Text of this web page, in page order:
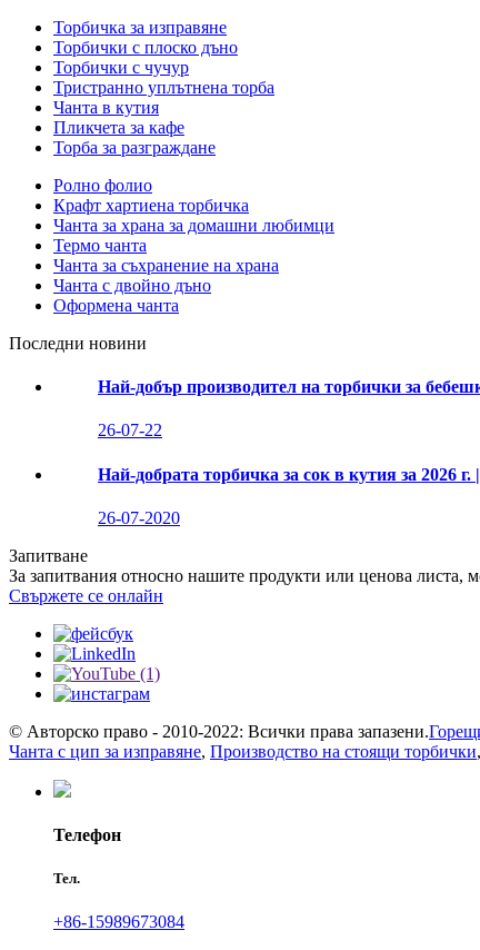
Торбичка за изправяне
Торбички с плоско дъно
Торбички с чучур
Тристранно уплътнена торба
Чанта в кутия
Пликчета за кафе
Торба за разграждане
Ролно фолио
Крафт хартиена торбичка
Чанта за храна за домашни любимци
Термо чанта
Чанта за съхранение на храна
Чанта с двойно дъно
Оформена чанта
Последни новини
Най-добър производител на торбички за
26-07-22
Най-добрата торбичка за сок в кутия за 2026
26-07-2020
Запитване
За запитвания относно нашите продукти или ценова листа,
Свържете се онлайн
© Авторско право - 2010-2022: Всички права запазени.
Чанта с цип за изправяне, Производство на стоящи торбички,
Телефон
Тел.
+86-15989673084